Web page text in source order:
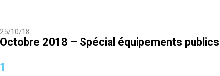
25/10/18
Octobre 2018 – Spécial équipements
1